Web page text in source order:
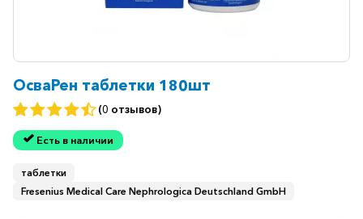
ОсваРен таблетки 180шт
(0 отзывов)
Есть в наличии
таблетки
Fresenius Medical Care Nephrologica Deutschland GmbH